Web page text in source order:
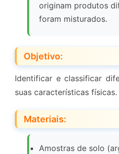
originam produtos
foram misturados.
Objetivo:
Identificar e classificar
suas características físicas.
Materiais:
Amostras de solo